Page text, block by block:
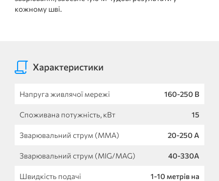
кожному шві.
Характеристики
Напруга живлячої мережі 160-250 В
Споживана потужність, кВт 15
Зварювальний струм (MMA) 20-250 А
Зварювальний струм (MIG/MAG) 40-330А
Швидкість подачі
1-10 метрів на